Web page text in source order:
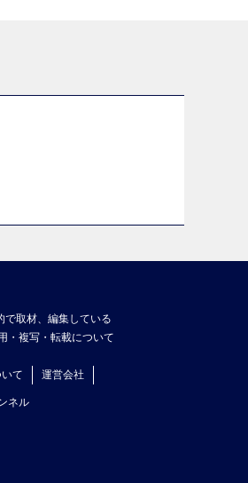
で取材、編集している
・複写・転載について
て 運営会社
ネル